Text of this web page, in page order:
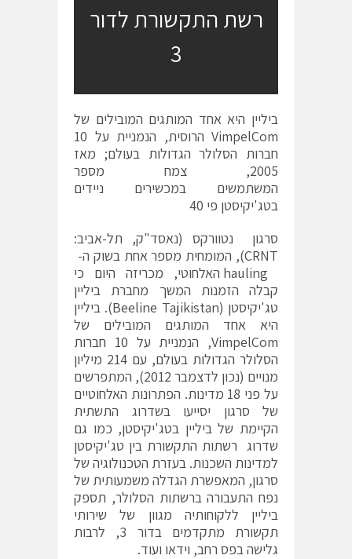
רשת התקשורת לדור
3
ביליין היא אחד המותגים המובילים של
VimpelCom הרוסית, הנמניית על 10
חברות הסלולר הגדולות בעולם; מאז
2005, צמח מספר
המשתמשים במכשירים ניידים
בטג'יקיסטן פי 40
סרגון נטוורקס (נאסד"ק, תל-אביב:
CRNT), המומחית מספר אחת בשוק ה-
hauling האלחוטי, מכריזה היום כי
קבלה הזמנות המשך מחברת ביליין
טג'יקיסטן (Beeline Tajikistan). ביליין
היא אחד המותגים המובילים של
VimpelCom, הנמניית על
10 חברות
הסלולר הגדולות בעולם
, עם 214 מיליון
מנויים (נכון לדצמבר 2012), המתפרשים
על פני 18 מדינות. הפתרונות האלחוטיים
של סרגון יסייעו בשדרוג התשתית
הקיימת של ביליין בטג'יקיסטן, כמו גם
שדרוג רשתות התקשורת בין טג'יקיסטן
למדינות השכנות. בעזרת הטכנולוגיה של
סרגון, המאפשרת הגדלה משמעותית של
נפח התעבורה ברשתות הסלולר, תספק
ביליין ללקוחותיה מגוון של שירותי
תקשורת מתקדמים בדור 3, לרבות
גלישה בפס רחב, וידאו ועוד.